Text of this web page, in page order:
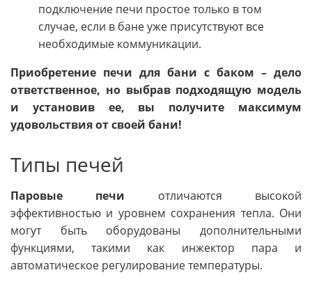
подключение печи простое только в том
случае, если в бане уже присутствуют все
необходимые коммуникации.
Приобретение печи для бани с баком – дело
ответственное, но выбрав подходящую модель
и установив ее, вы получите максимум
удовольствия от своей бани!
Типы печей
Паровые печи отличаются высокой
эффективностью и уровнем сохранения тепла. Они
могут быть оборудованы дополнительными
функциями, такими как инжектор пара и
автоматическое регулирование температуры.